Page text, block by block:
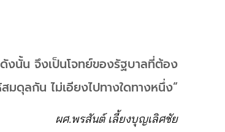
นั้น จึงเป็นโจทย์ของรัฐบาลที่ต้อง
สมดุลกัน ไม่เอียงไปทางใดทางหนึ่ง”
ผศ.พรสันต์ เลี้ยงบุญเลิศชัย